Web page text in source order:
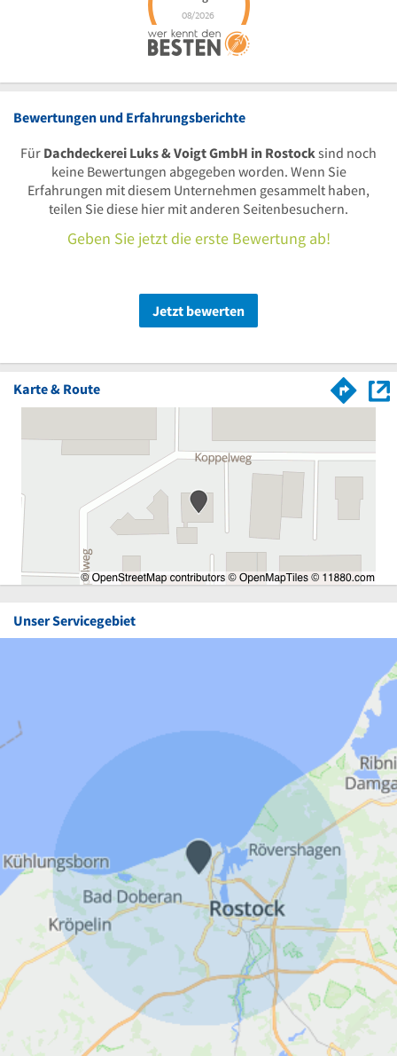
Bewertungen und Erfahrungsberichte
Für Dachdeckerei Luks & Voigt GmbH in Rostock sind noch
keine Bewertungen abgegeben worden. Wenn Sie
Erfahrungen mit diesem Unternehmen gesammelt haben,
teilen Sie diese hier mit anderen Seitenbesuchern.
Geben Sie jetzt die erste Bewertung ab!
Jetzt bewerten
Karte & Route
Unser Servicegebiet